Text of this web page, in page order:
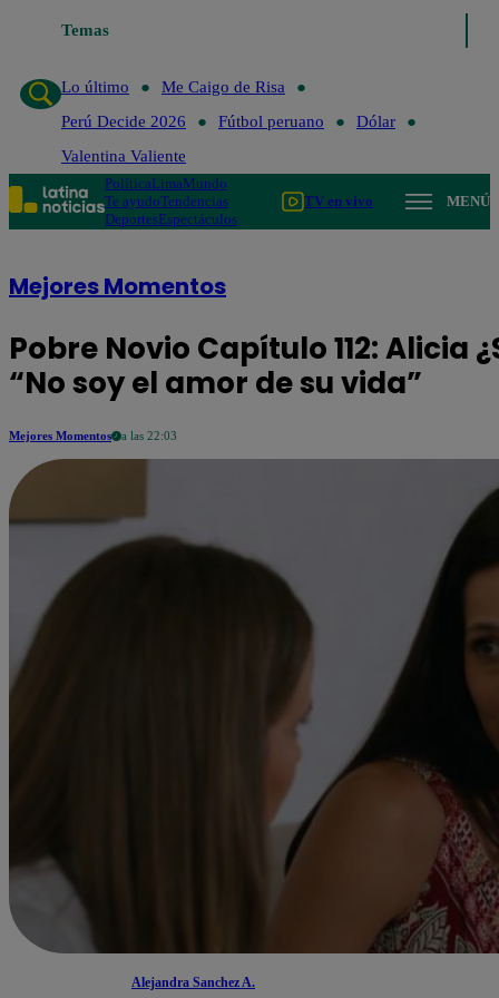
Temas
Lo último Me Caigo de Risa
Lo último
Me Caigo de Risa
Perú Decide 2026
Fútbol peruano
Dólar
Valentina Valiente
PolíticaLimaMundo
Te ayudoTendencias
DeportesEspectáculos
TV en vivo MENÚ
Mejores Momentos
Pobre Novio Capítulo 112: Alicia
“No soy el amor de su vida”
Mejores Momentos a las 22:03
Alejandra Sanchez A.